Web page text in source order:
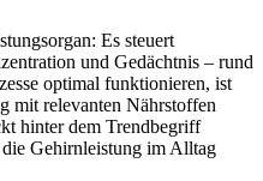
Es steuert
und Gedächtnis – rund
optimal funktionieren, ist
mit relevanten Nährstoffen
hinter dem Trendbegriff
Gehirnleistung im Alltag